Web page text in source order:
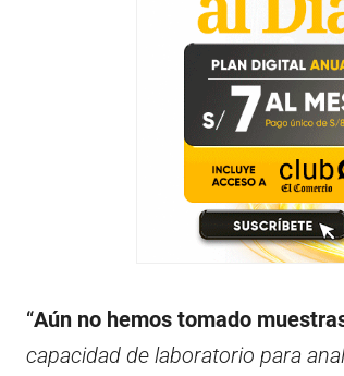
“Aún no hemos tomado
capacidad de laboratorio para